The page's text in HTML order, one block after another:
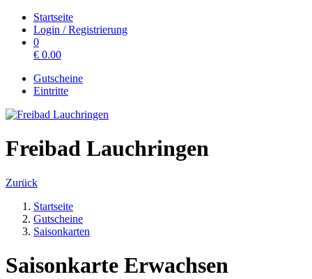
Startseite
Login / Registrierung
0
€ 0.00
Gutscheine
Eintritte
Freibad Lauchringen
Zurück
Startseite
Gutscheine
Saisonkarten
Saisonkarte Erwachsen